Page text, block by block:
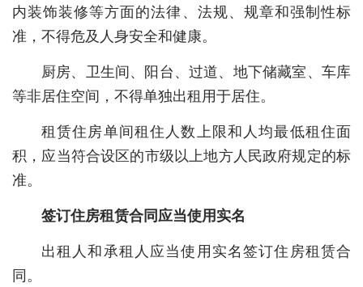
专题
经济
科教
健康
悠游
相亲
内装饰装修等方面的法律、法规、规章和强制性标
准，不得危及人身安全和健康。
厨房、卫生间、阳台、过道、地下储藏室、车库
等非居住空间，不得单独出租用于居住。
租赁住房单间租住人数上限和人均最低租住面
积，应当符合设区的市级以上地方人民政府规定的标
准。
签订住房租赁合同应当使用实名
出租人和承租人应当使用实名签订住房租赁合
同。